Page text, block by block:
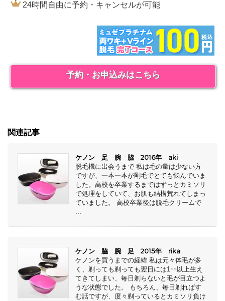
24時間自由に予約・キャンセルが可能
予約・お申込みはこちら
関連記事
ケノン 足 腕 脇 2016年 aki
脱毛機に出会うまで 私は毛の量は少ない方
ですが、一本一本が剛毛でとても悩んでいま
した。高校を卒業するまではずっとカミソリ
で処理をしていて、お肌も結構荒れてしまっ
ていました。 高校卒業後は脱毛クリームで
...
ケノン 脇 腕 足 2015年 rika
ケノンを買うまでの経緯 私は元々体毛が多
く、剃っても剃っても翌日には1㎜以上生え
てきてしまい、毎日剃らないと毛が目立つよ
うな状態でした。 もちろん、毎日剃ればす
む話ですが、度々剃っているとカミソリ負け